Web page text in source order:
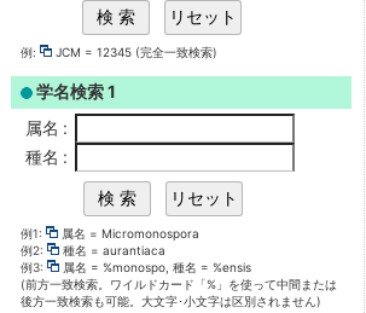
遺伝子材料開発室
個人情報保護について
リンク
例: JCM = 12345 (完全一致検索)
学名検索 1
属名 :
種名 :
例1:
属名 = Micromonospora
例2:
種名 = aurantiaca
例3:
属名 = %monospo, 種名 = %ensis
(前方一致検索。ワイルドカード「%」を使って中間または
後方一致検索も可能。大文字･小文字は区別されません)